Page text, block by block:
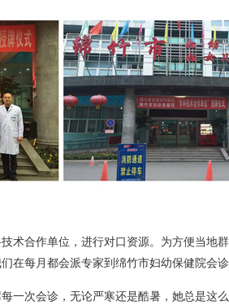
术合作单位，进行对口资源。为方便当地
在每月都会派专家到绵竹市妇幼保健院会诊
一次会诊，无论严寒还是酷暑，她总是这么